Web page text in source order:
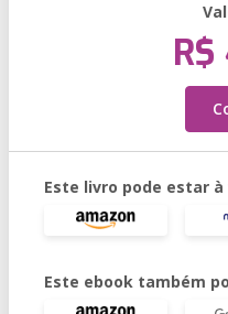
Este livro pode estar à
Este ebook também